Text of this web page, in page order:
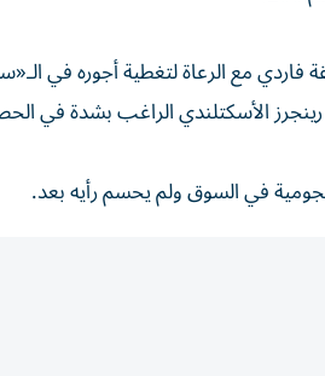
فاردي مع الرعاة لتغطية أجوره في
الأسكتلندي الراغب بشدة في
في السوق ولم يحسم رأيه بعد.